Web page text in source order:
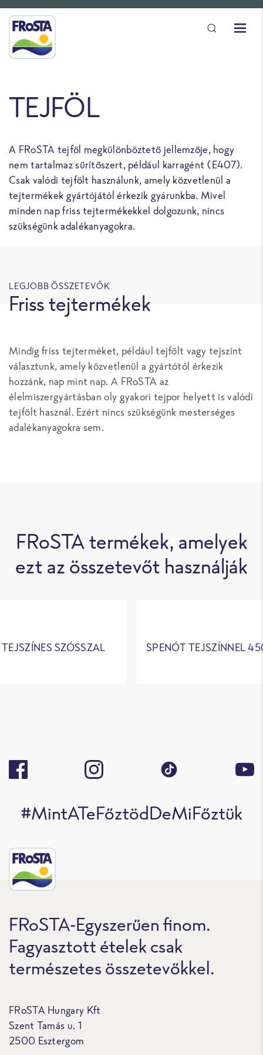
TEJFÖL
A FRoSTA tejföl megkülönböztető jellemzője, hogy
nem tartalmaz sűrítőszert, például karragént (E407).
Csak valódi tejfölt használunk, amely közvetlenül a
tejtermékek gyártójától érkezik gyárunkba. Mivel
minden nap friss tejtermékekkel dolgozunk, nincs
szükségünk adalékanyagokra.
LEGJOBB ÖSSZETEVŐK
Friss tejtermékek
Mindig friss tejterméket, például tejfölt vagy tejszínt
választunk, amely közvetlenül a gyártótól érkezik
hozzánk, nap mint nap. A FRoSTA az
élelmiszergyártásban oly gyakori tejpor helyett is valódi
tejfölt használ. Ezért nincs szükségünk mesterséges
adalékanyagokra sem.
FRoSTA termékek, amelyek
ezt az összetevőt használják
SZÓSSZAL SPENÓT TEJSZÍNNEL
#MintATeFőztödDeMiFőztük
FRoSTA-Egyszerűen finom.
Fagyasztott ételek csak
természetes összetevőkkel.
FRoSTA Hungary Kft
Szent Tamás u. 1
2500 Esztergom